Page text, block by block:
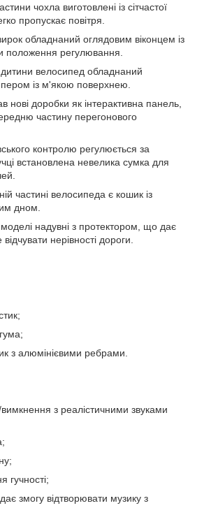
чохла виготовлені із сітчастої
пропускає повітря.
обладнаний оглядовим віконцем із
положення регулювання.
велосипед обладнаний
із м'якою поверхнею.
нові доробки як інтерактивна панель,
частину перегонового
контролю регулюється за
встановлена невелика сумка для
частині велосипеда є кошик із
дном.
надувні з протектором, що дає
нерівності дороги.
з алюмінієвими ребрами.
вимкнення з реалістичними звуками
гучності;
змогу відтворювати музику з